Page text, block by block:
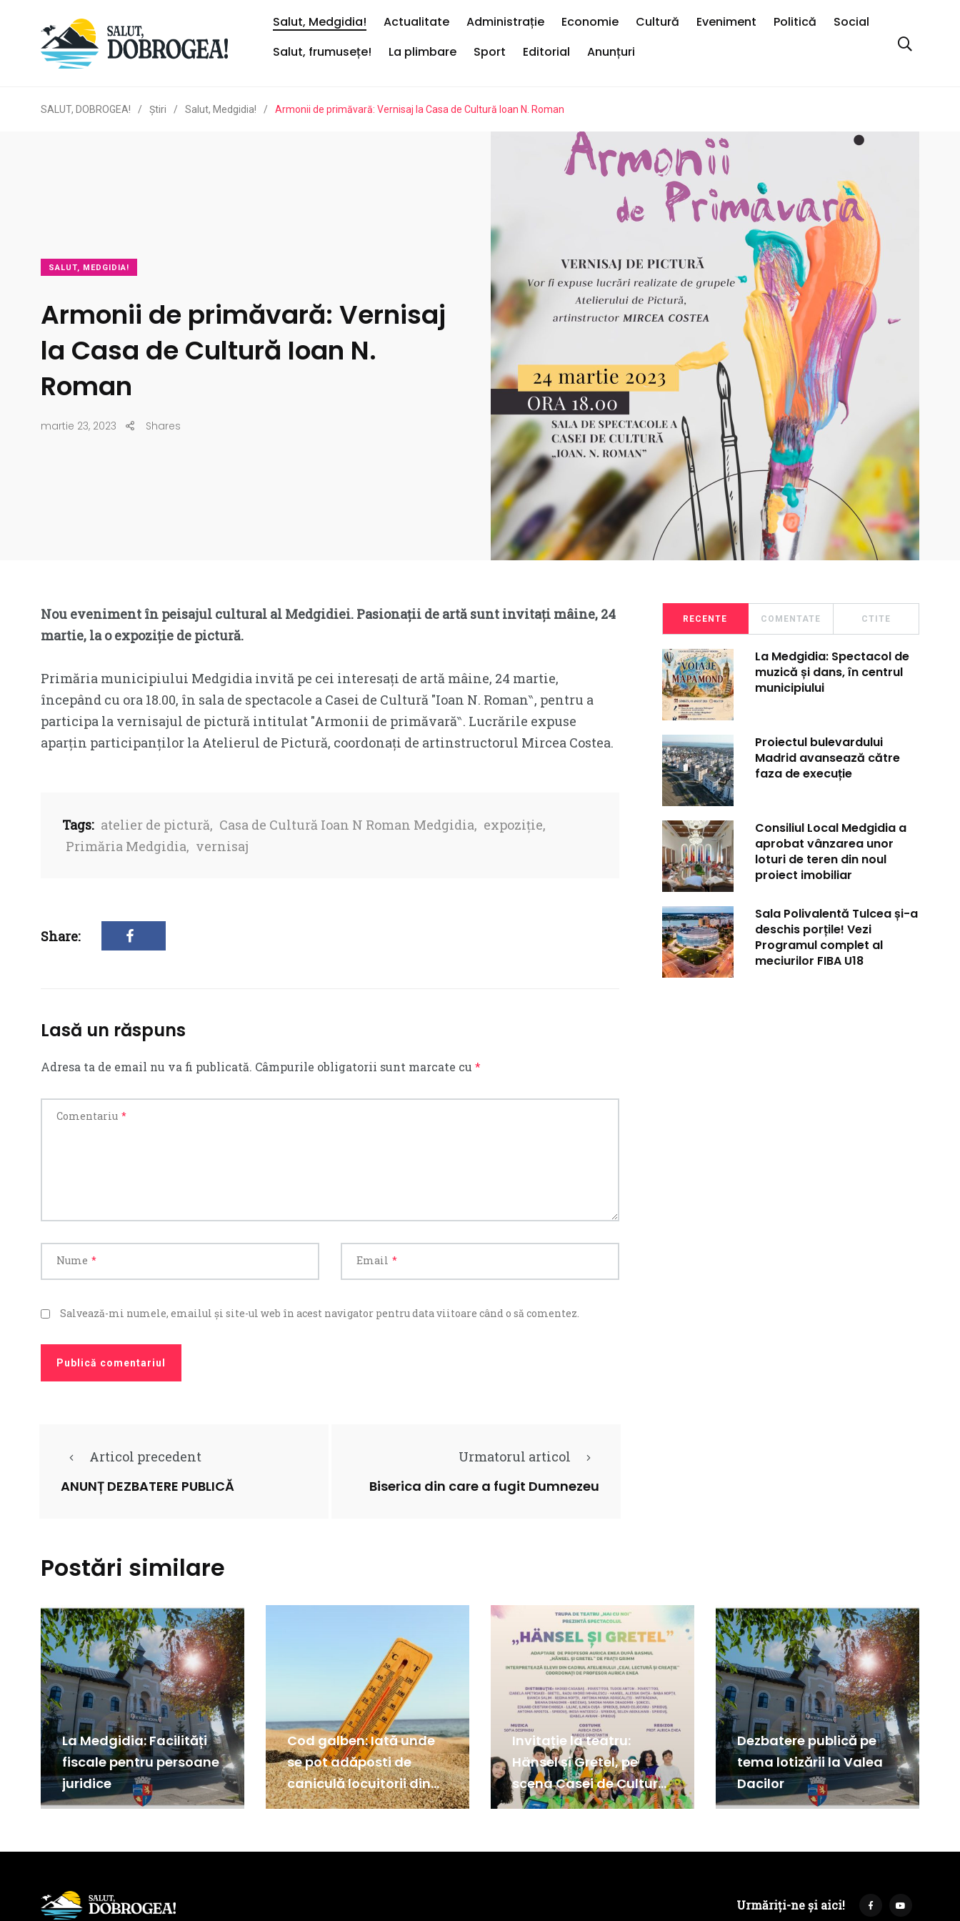
Salut, Medgidia! Actualitate Administrație Economie Cultură Eveniment Politică
Social
Salut, frumusețe!
La plimbare Sport Editorial Anunțuri
SALUT, DOBROGEA! / Ştiri / Salut, Medgidia! / Armonii de primăvară: Vernisaj la Casa de Cultură Ioan N. Roman
SALUT, MEDGIDIA!
Armonii de primăvară: Vernisaj
la Casa de Cultură Ioan N.
Roman
martie 23, 2023 Shares
Nou eveniment în peisajul cultural al Medgidiei. Pasionații de artă sunt invitați mâine, 24
martie, la o expoziție de pictură.
Primăria municipiului Medgidia invită pe cei interesați de artă mâine, 24 martie,
începând cu ora 18.00, în sala de spectacole a Casei de Cultură ″Ioan N. Roman‶, pentru a
participa la vernisajul de pictură intitulat ″Armonii de primăvară‶. Lucrările expuse
aparțin participanților la Atelierul de Pictură, coordonați de artinstructorul Mircea Costea.
Tags: atelier de pictură, Casa de Cultură Ioan N Roman Medgidia, expoziție,
Primăria Medgidia, vernisaj
Share:
Lasă un răspuns
Adresa ta de email nu va fi publicată. Câmpurile obligatorii sunt marcate cu *
Comentariu *
Nume * Email *
Salvează-mi numele, emailul și site-ul web în acest navigator pentru data viitoare când o să comentez.
Articol precedent
ANUNȚ DEZBATERE PUBLICĂ
Urmatorul articol
Biserica din care a fugit Dumnezeu
RECENTE COMENTATE CTITE
La Medgidia: Spectacol de
muzică și dans, în centrul
municipiului
Proiectul bulevardului
Madrid avansează către
faza de execuție
Consiliul Local Medgidia a
aprobat vânzarea unor
loturi de teren din noul
proiect imobiliar
Sala Polivalentă Tulcea și-a
deschis porțile! Vezi
Programul complet al
meciurilor FIBA U18
Postări similare
La Medgidia: Facilități
fiscale pentru persoane
juridice
Cod galben: Iată unde
se pot adăposti de
caniculă locuitorii din
Medgidia!
Invitație la teatru:
Hänsel și Gretel, pe
scena Casei de Cultură
din Medgidia
Dezbatere publică pe
tema lotizării la Valea
Dacilor
Urmăriți-ne și aici!